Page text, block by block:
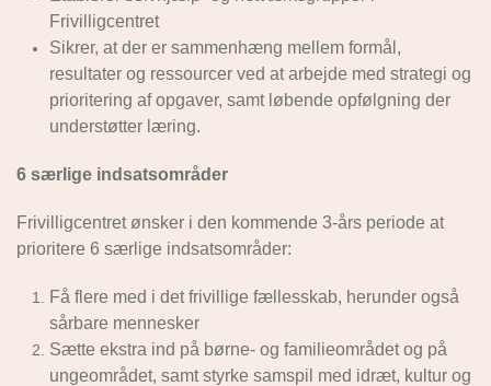
Frivilligcentret
Sikrer, at der er sammenhæng mellem formål,
resultater og ressourcer ved at arbejde med strategi og
prioritering af opgaver, samt løbende opfølgning der
understøtter læring.
6 særlige indsatsområder
Frivilligcentret ønsker i den kommende 3-års periode at
prioritere 6 særlige indsatsområder:
Få flere med i det frivillige fællesskab, herunder også
sårbare mennesker
Sætte ekstra ind på børne- og familieområdet og på
ungeområdet, samt styrke samspil med idræt, kultur og